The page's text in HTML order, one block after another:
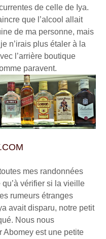
de celle de Iya.
que l’alcool allait
de ma personne, mais
n’irais plus étaler à la
l’arrière boutique
paravent.
mes randonnées
vérifier si la vieille
rumeurs étranges
avait disparu, notre petit
Nous nous
Abomey est une petite